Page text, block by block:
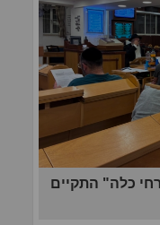
כלה" התקיים